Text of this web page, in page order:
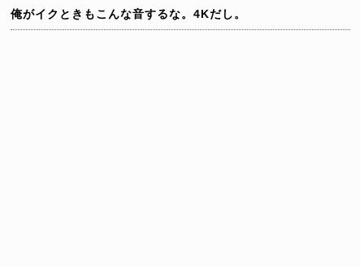
俺がイクときもこんな音するな。4Kだし。